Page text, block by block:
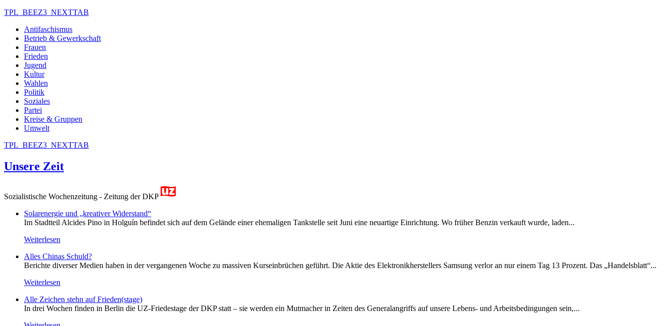
TPL_BEEZ3_NEXTTAB
Antifaschismus
Betrieb & Gewerkschaft
Frauen
Frieden
Jugend
Kultur
Wahlen
Politik
Soziales
Partei
Kreise & Gruppen
Umwelt
TPL_BEEZ3_NEXTTAB
Unsere Zeit
Sozialistische Wochenzeitung - Zeitung der DKP
Solarenergie und „kreativer Widerstand“
Im Stadtteil Alcides Pino in Holguín befindet sich auf dem Gelände einer ehemaligen Tankstelle seit Juni eine neuartige Einrichtung. Wo früher Benzin verkauft wurde, laden...
Weiterlesen
Alles Chinas Schuld?
Berichte diverser Medien haben in der vergangenen Woche zu massiven Kurseinbrüchen geführt. Die Aktie des Elektronikherstellers Samsung verlor an nur einem Tag 13 Prozent. Das „Handelsblatt“...
Weiterlesen
Alle Zeichen stehn auf Frieden(stage)
In drei Wochen finden in Berlin die UZ-Friedestage der DKP statt – sie werden ein Mutmacher in Zeiten des Generalangriffs auf unsere Lebens- und Arbeitsbedingungen sein,...